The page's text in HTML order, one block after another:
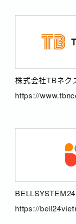
株式会社TBネク
https://
https://